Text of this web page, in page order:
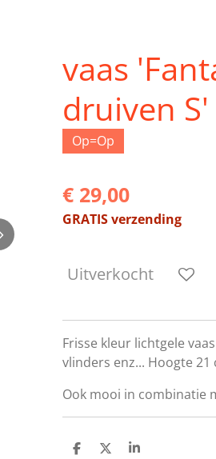
vaas
druiven S'
Op=Op
€ 29,00
GRATIS verzending
Uitverkocht
Frisse kleur lichtgele
vlinders enz... Hoogte
Ook mooi in combinatie
D
D
S